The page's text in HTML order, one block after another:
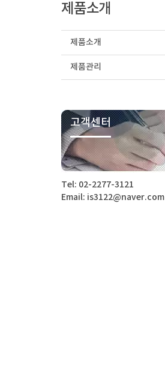
제품소개
제품소개
제품관리
고객센터
Tel: 02-2277-3121
Email: is3122@naver.com